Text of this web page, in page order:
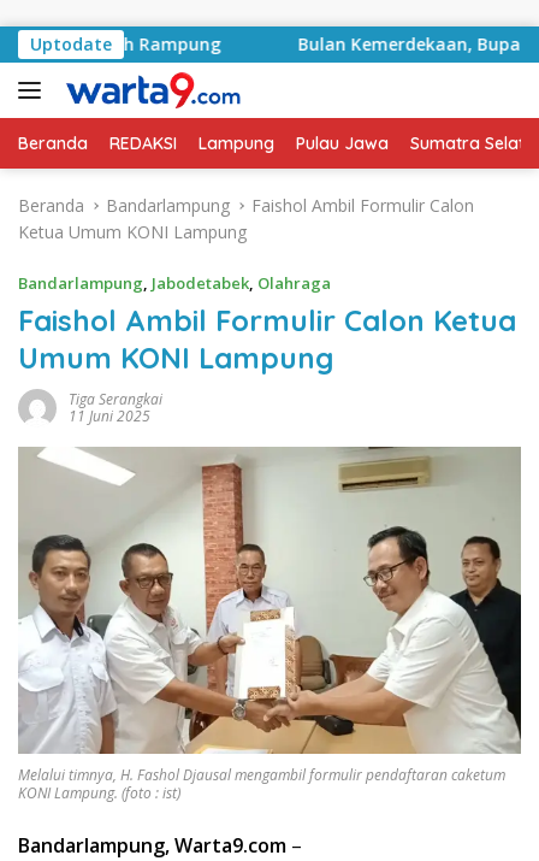
Uptodate
Sudah Rampung Bulan Kemerdekaan, Bupati
Beranda REDAKSI Lampung Pulau Jawa Sumatra
Beranda Bandarlampung
Faishol Ambil Formulir Calon
Ketua Umum KONI Lampung
Bandarlampung, Jabodetabek, Olahraga
Faishol Ambil Formulir Calon Ketua
Umum KONI Lampung
Tiga Serangkai
11 Juni 2025
Melalui timnya, H. Fashol Djausal mengambil formulir pendaftaran caketum
KONI Lampung. (foto : ist)
Bandarlampung, Warta9.com –